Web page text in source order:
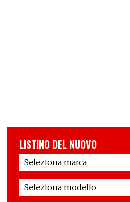
LISTINO DEL NUOVO